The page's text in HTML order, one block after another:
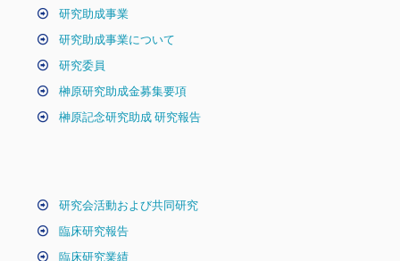
研究助成事業
研究助成事業について
研究委員
榊原研究助成金募集要項
榊原記念研究助成 研究報告
研究会活動および共同研究
臨床研究報告
臨床研究業績